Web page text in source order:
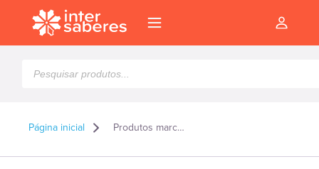
produtos
Página inicial Produtos marcados como “moral”